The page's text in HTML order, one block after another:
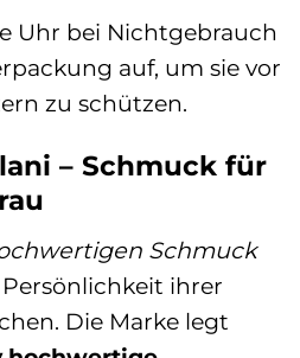
Uhr bei Nichtgebrauch
auf, um sie vor
zu schützen.
– Schmuck für
Schmuck
Persönlichkeit ihrer
Die Marke legt